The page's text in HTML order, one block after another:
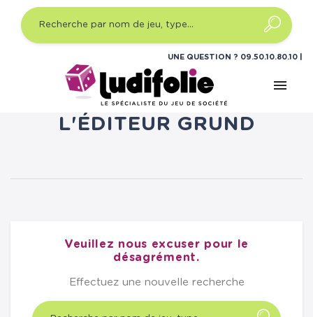
UNE QUESTION ? 09.50.10.80.10
menu
LISTE DES PRODUITS DE
L'ÉDITEUR GRUND
Veuillez nous excuser pour le
désagrément.
Effectuez une nouvelle recherche